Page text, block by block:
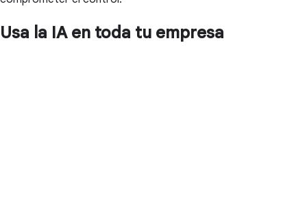
Usa la IA en toda tu empresa